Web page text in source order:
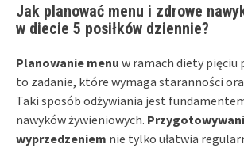
Jak planować menu i zdrowe
w diecie 5 posiłków dziennie?
Planowanie menu w ramach diety pięciu
to zadanie, które wymaga staranności
Taki sposób odżywiania jest
nawyków żywieniowych.
wyprzedzeniem nie tylko ułatwia